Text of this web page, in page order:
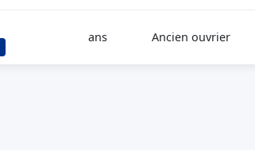
ans Ancien ouvrier